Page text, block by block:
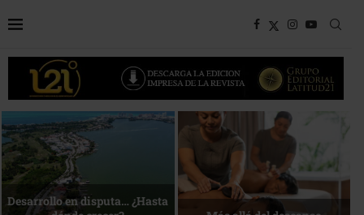
Bottega, un viaje servido a la
Energía que Impulsa la